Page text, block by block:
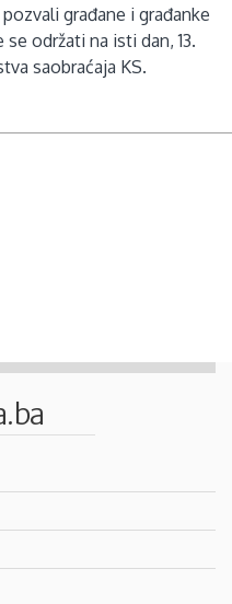
građane i građanke
održati na isti dan, 13.
saobraćaja KS.